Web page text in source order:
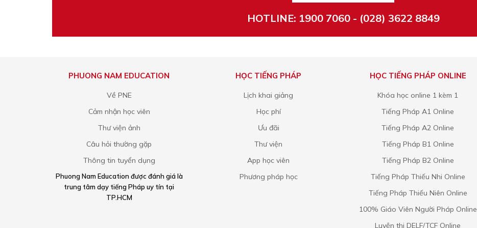
HOTLINE: 1900 7060 - (028) 3622 8849
PHUONG NAM EDUCATION
Về PNE
Cảm nhận học viên
Thư viện ảnh
Câu hỏi thường gặp
Thông tin tuyển dụng
Phuong Nam Education được đánh giá là
trung tâm dạy tiếng Pháp uy tín tại
TP.HCM
HỌC TIẾNG PHÁP
Lịch khai giảng
Học phí
Ưu đãi
Thư viện
App học viên
Phương pháp học
HỌC TIẾNG PHÁP ONLINE
Khóa học online 1 kèm 1
Tiếng Pháp A1 Online
Tiếng Pháp A2 Online
Tiếng Pháp B1 Online
Tiếng Pháp B2 Online
Tiếng Pháp Thiếu Nhi Online
Tiếng Pháp Thiếu Niên Online
100% Giáo Viên Người Pháp Online
Luyện thi DELF/TCF Online